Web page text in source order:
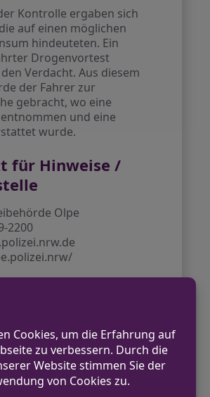
Kontrolle ergaben sich
auf einen möglichen
hindeuteten. Ein
Drogenvortest
Verdacht. Aus diesem
der Fahrer zur
gebracht, wo eine
und eine
wurde.
für Hinweise /
Olpe
2200
BEITRAG
mit Pedelec und verletzt sich
NÄCHSTER BEITRAG
in Lemgo: Autofahrer gerät in
Gegenverkehr